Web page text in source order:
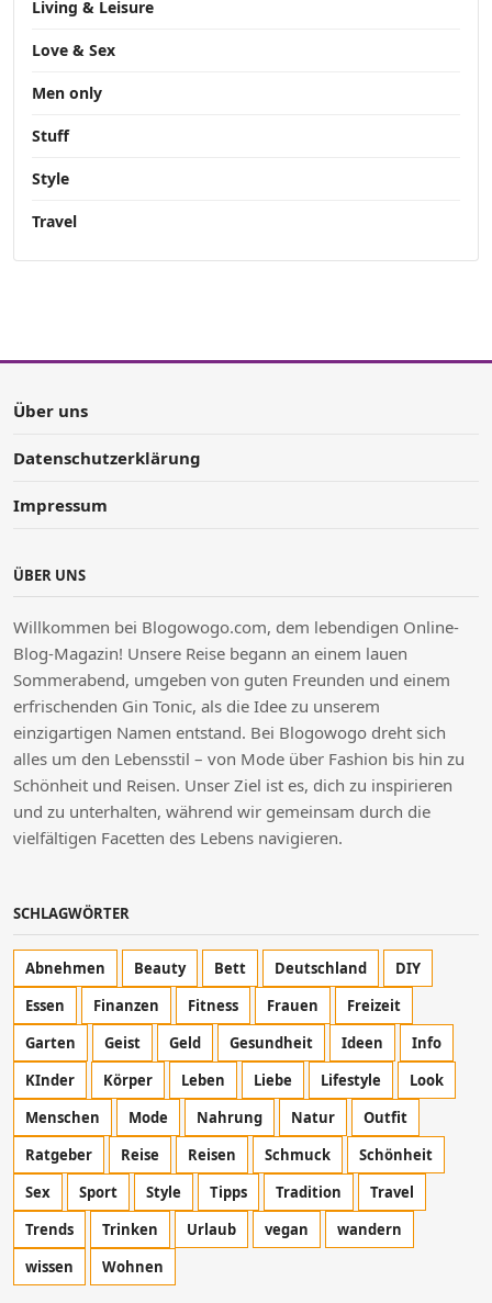
Living & Leisure
Love & Sex
Men only
Stuff
Style
Travel
Über uns
Datenschutzerklärung
Impressum
ÜBER UNS
Willkommen bei Blogowogo.com, dem lebendigen Online-
Blog-Magazin! Unsere Reise begann an einem lauen
Sommerabend, umgeben von guten Freunden und einem
erfrischenden Gin Tonic, als die Idee zu unserem
einzigartigen Namen entstand. Bei Blogowogo dreht sich
alles um den Lebensstil – von Mode über Fashion bis hin zu
Schönheit und Reisen. Unser Ziel ist es, dich zu inspirieren
und zu unterhalten, während wir gemeinsam durch die
vielfältigen Facetten des Lebens navigieren.
SCHLAGWÖRTER
Abnehmen Beauty Bett Deutschland
DIY
Essen
Finanzen Fitness Frauen
Freizeit
Garten
Geist Geld Gesundheit Ideen
Info
KInder
Körper Leben Liebe Lifestyle
Look
Menschen
Mode Nahrung Natur
Outfit
Ratgeber
Reise Reisen Schmuck
Schönheit
Sex
Sport Style Tipps Tradition
Travel
Trends
Trinken Urlaub vegan
wandern
wissen
Wohnen